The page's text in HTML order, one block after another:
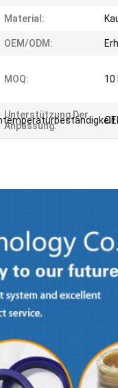
Material:
OEM/ODM:
MOQ: 10
Unterstützung Der
Anpassung: